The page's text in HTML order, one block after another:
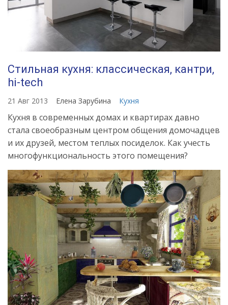
Стильная кухня: классическая, кантри,
hi-tech
21 Авг 2013 Елена Зарубина Кухня
Кухня в современных домах и квартирах давно
стала своеобразным центром общения домочадцев
и их друзей, местом теплых посиделок. Как учесть
многофункциональность этого помещения?